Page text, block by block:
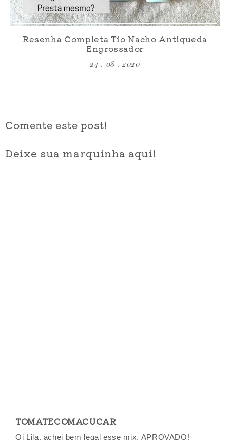
Resenha Completa Tio Nacho Antiqueda
Engrossador
24 . 08 . 2020
Comente este post!
Deixe sua marquinha aqui!
TOMATECOMACUCAR
Oi Lila, achei bem legal esse mix. APROVADO!